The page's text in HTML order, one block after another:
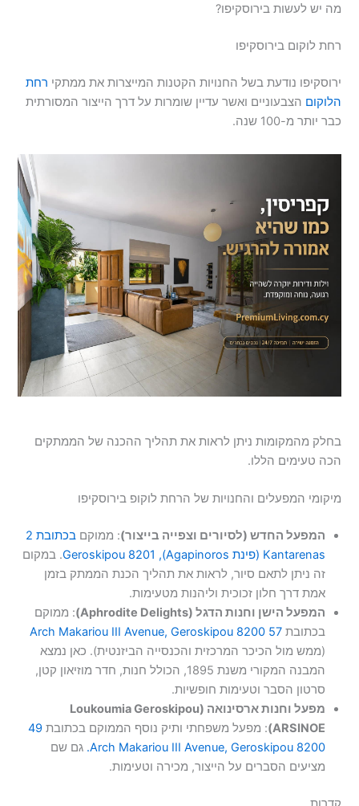
מה יש לעשות בירוסקיפו?
רחת לוקום בירוסקיפו
ירוסקיפו נודעת בשל החנויות הקטנות המייצרות את ממתקי רחת
הלוקום הצבעוניים ואשר עדיין שומרות על דרך הייצור המסורתית
כבר יותר מ-100 שנה.
בחלק מהמקומות ניתן לראות את תהליך ההכנה של הממתקים
הכה טעימים הללו.
מיקומי המפעלים והחנויות של הרחת לוקופ בירוסקיפו
המפעל החדש (לסיורים וצפייה בייצור): ממוקם
בכתובת 2
Kantarenas (פינת Agapinoros), Geroskipou 8201
. במקום
זה ניתן לתאם סיור, לראות את תהליך הכנת הממתק בזמן
אמת דרך חלון זכוכית וליהנות מטעימות.
המפעל הישן וחנות הדגל (Aphrodite Delights)
: ממוקם
בכתובת57 Arch Makariou III Avenue, Geroskipou 8200
(ממש מול הכיכר המרכזית והכנסייה הביזנטית). כאן נמצא
המבנה המקורי משנת 1895, הכולל חנות, חדר מוזיאון קטן,
סרטון הסבר וטעימות חופשיות.
מפעל וחנות ארסינואה (Loukoumia Geroskipou
ARSINOE) : מפעל משפחתי ותיק נוסף הממוקם בכתובת49
Arch Makariou III Avenue, Geroskipou 8200. גם שם
מציעים הסברים על הייצור, מכירה וטעימות.